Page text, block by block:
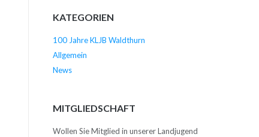
KATEGORIEN
100 Jahre KLJB Waldthurn
Allgemein
News
MITGLIEDSCHAFT
Wollen Sie Mitglied in unserer Landjugend